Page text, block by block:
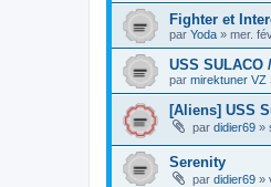
Fighter et
par Yoda » mer.
USS SULACO
par mirektuner VZ
[Aliens] USS
par didier69 »
Serenity
par didier69 »